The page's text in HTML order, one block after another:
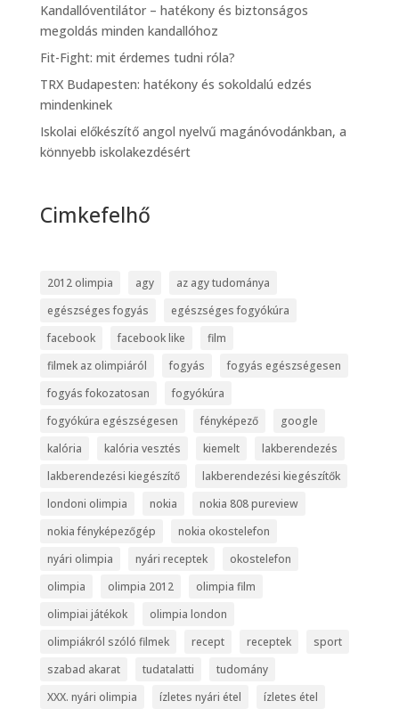
Kandallóventilátor – hatékony és biztonságos
megoldás minden kandallóhoz
Fit-Fight: mit érdemes tudni róla?
TRX Budapesten: hatékony és sokoldalú edzés
mindenkinek
Iskolai előkészítő angol nyelvű magánóvodánkban, a
könnyebb iskolakezdésért
Cimkefelhő
2012 olimpia agy
az agy tudománya
egészséges fogyás
egészséges fogyókúra
facebook
facebook like
film
filmek az olimpiáról
fogyás
fogyás egészségesen
fogyás fokozatosan
fogyókúra
fogyókúra egészségesen
fényképező
google
kalória
kalória vesztés kiemelt
lakberendezés
lakberendezési kiegészítő
lakberendezési kiegészítők
londoni olimpia
nokia
nokia 808 pureview
nokia fényképezőgép
nokia okostelefon
nyári olimpia
nyári receptek
okostelefon
olimpia
olimpia 2012
olimpia film
olimpiai játékok
olimpia london
olimpiákról szóló filmek
recept receptek
sport
szabad akarat
tudatalatti
tudomány
XXX. nyári olimpia
ízletes nyári étel ízletes étel